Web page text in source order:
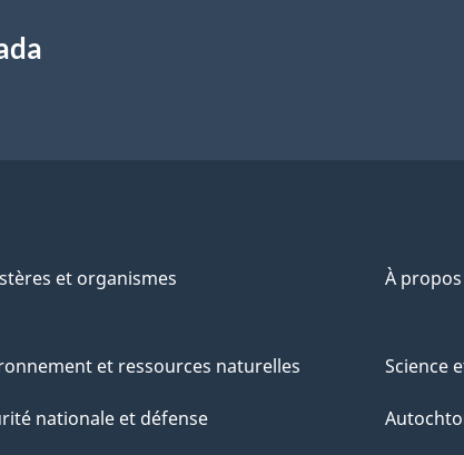
et organismes À
et ressources naturelles
nationale et défense
Science